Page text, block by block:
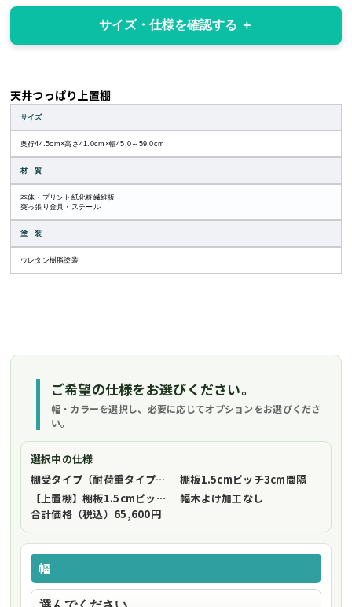
サイズ・仕様を確認する
天井つっぱり上置棚
サイズ
奥行44.5cm×高さ41.0cm×幅45.0～59.0cm
材 質
本体・プリント紙化粧繊維板
突っ張り金具・スチール
塗 装
ウレタン樹脂塗装
ご希望の仕様をお選びください。
幅・カラーを選択し、必要に応じてオプションをお選びくださ
い。
選択中の仕様
棚受タイプ（耐荷重タイプ）
フリーストップ棚受（標準仕様）
棚板1.5cmピッチ3cm間隔
【上置棚】棚板1.5cmピッチ
3cm間隔
幅木よけ加工なし
合計価格（税込） 65,600円
幅